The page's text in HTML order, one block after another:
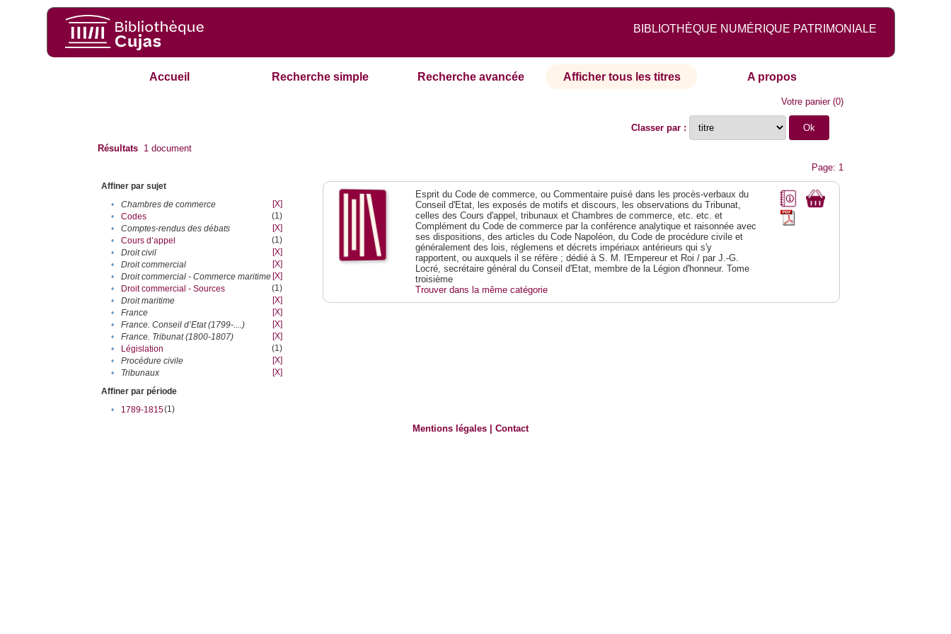
BIBLIOTHÈQUE NUMÉRIQUE PATRIMONIALE
Accueil Recherche simple Recherche avancée Afficher tous les titres A propos
Votre panier(0)
Classer par :
Résultats 1 document
Page: 1
Affiner par sujet
•
Chambres de commerce
[X]
•
Codes
(1)
•
Comptes-rendus des débats
[X]
•
Cours d’appel
(1)
•
Droit civil
[X]
•
Droit commercial
[X]
•
Droit commercial - Commerce maritime [X]
•
Droit commercial - Sources
(1)
•
Droit maritime
[X]
•
France
[X]
•
France. Conseil d’Etat (1799-....)
[X]
•
France. Tribunat (1800-1807)
[X]
•
Législation
(1)
•
Procédure civile
[X]
•
Tribunaux
[X]
Affiner par période
•
1789-1815(1)
Esprit du Code de commerce, ou Commentaire puisé dans les procès-verbaux du
Conseil d'Etat, les exposés de motifs et discours, les observations du Tribunat,
celles des Cours d'appel, tribunaux et Chambres de commerce, etc. etc. et
Complément du Code de commerce par la conférence analytique et raisonnée avec
ses dispositions, des articles du Code Napoléon, du Code de procédure civile et
généralement des lois, réglemens et décrets impériaux antérieurs qui s'y
rapportent, ou auxquels il se réfère ; dédié à S. M. l'Empereur et Roi / par J.-G.
Locré, secrétaire général du Conseil d'Etat, membre de la Légion d'honneur. Tome
troisième
Trouver dans la même catégorie
Mentions légales |Contact